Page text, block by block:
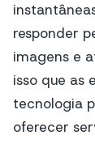
responder
imagens e
isso que as
tecnologia
oferecer